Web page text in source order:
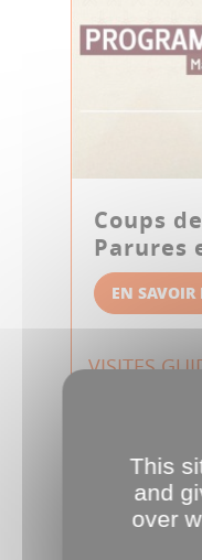
Coups
Parures
EN SAVOIR
VISITES
This
and
over